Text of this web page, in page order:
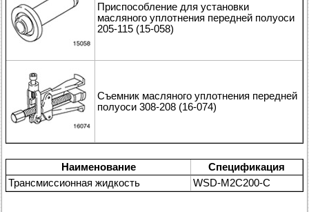
Приспособление для установки
масляного уплотнения передней полуоси
205-115 (15-058)
Съемник масляного уплотнения передней
полуоси 308-208 (16-074)
Наименование
Спецификация
Трансмиссионная жидкость
WSD-M2C200-C